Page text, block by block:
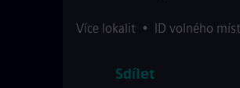
Více lokalit • ID volného
Sdílet